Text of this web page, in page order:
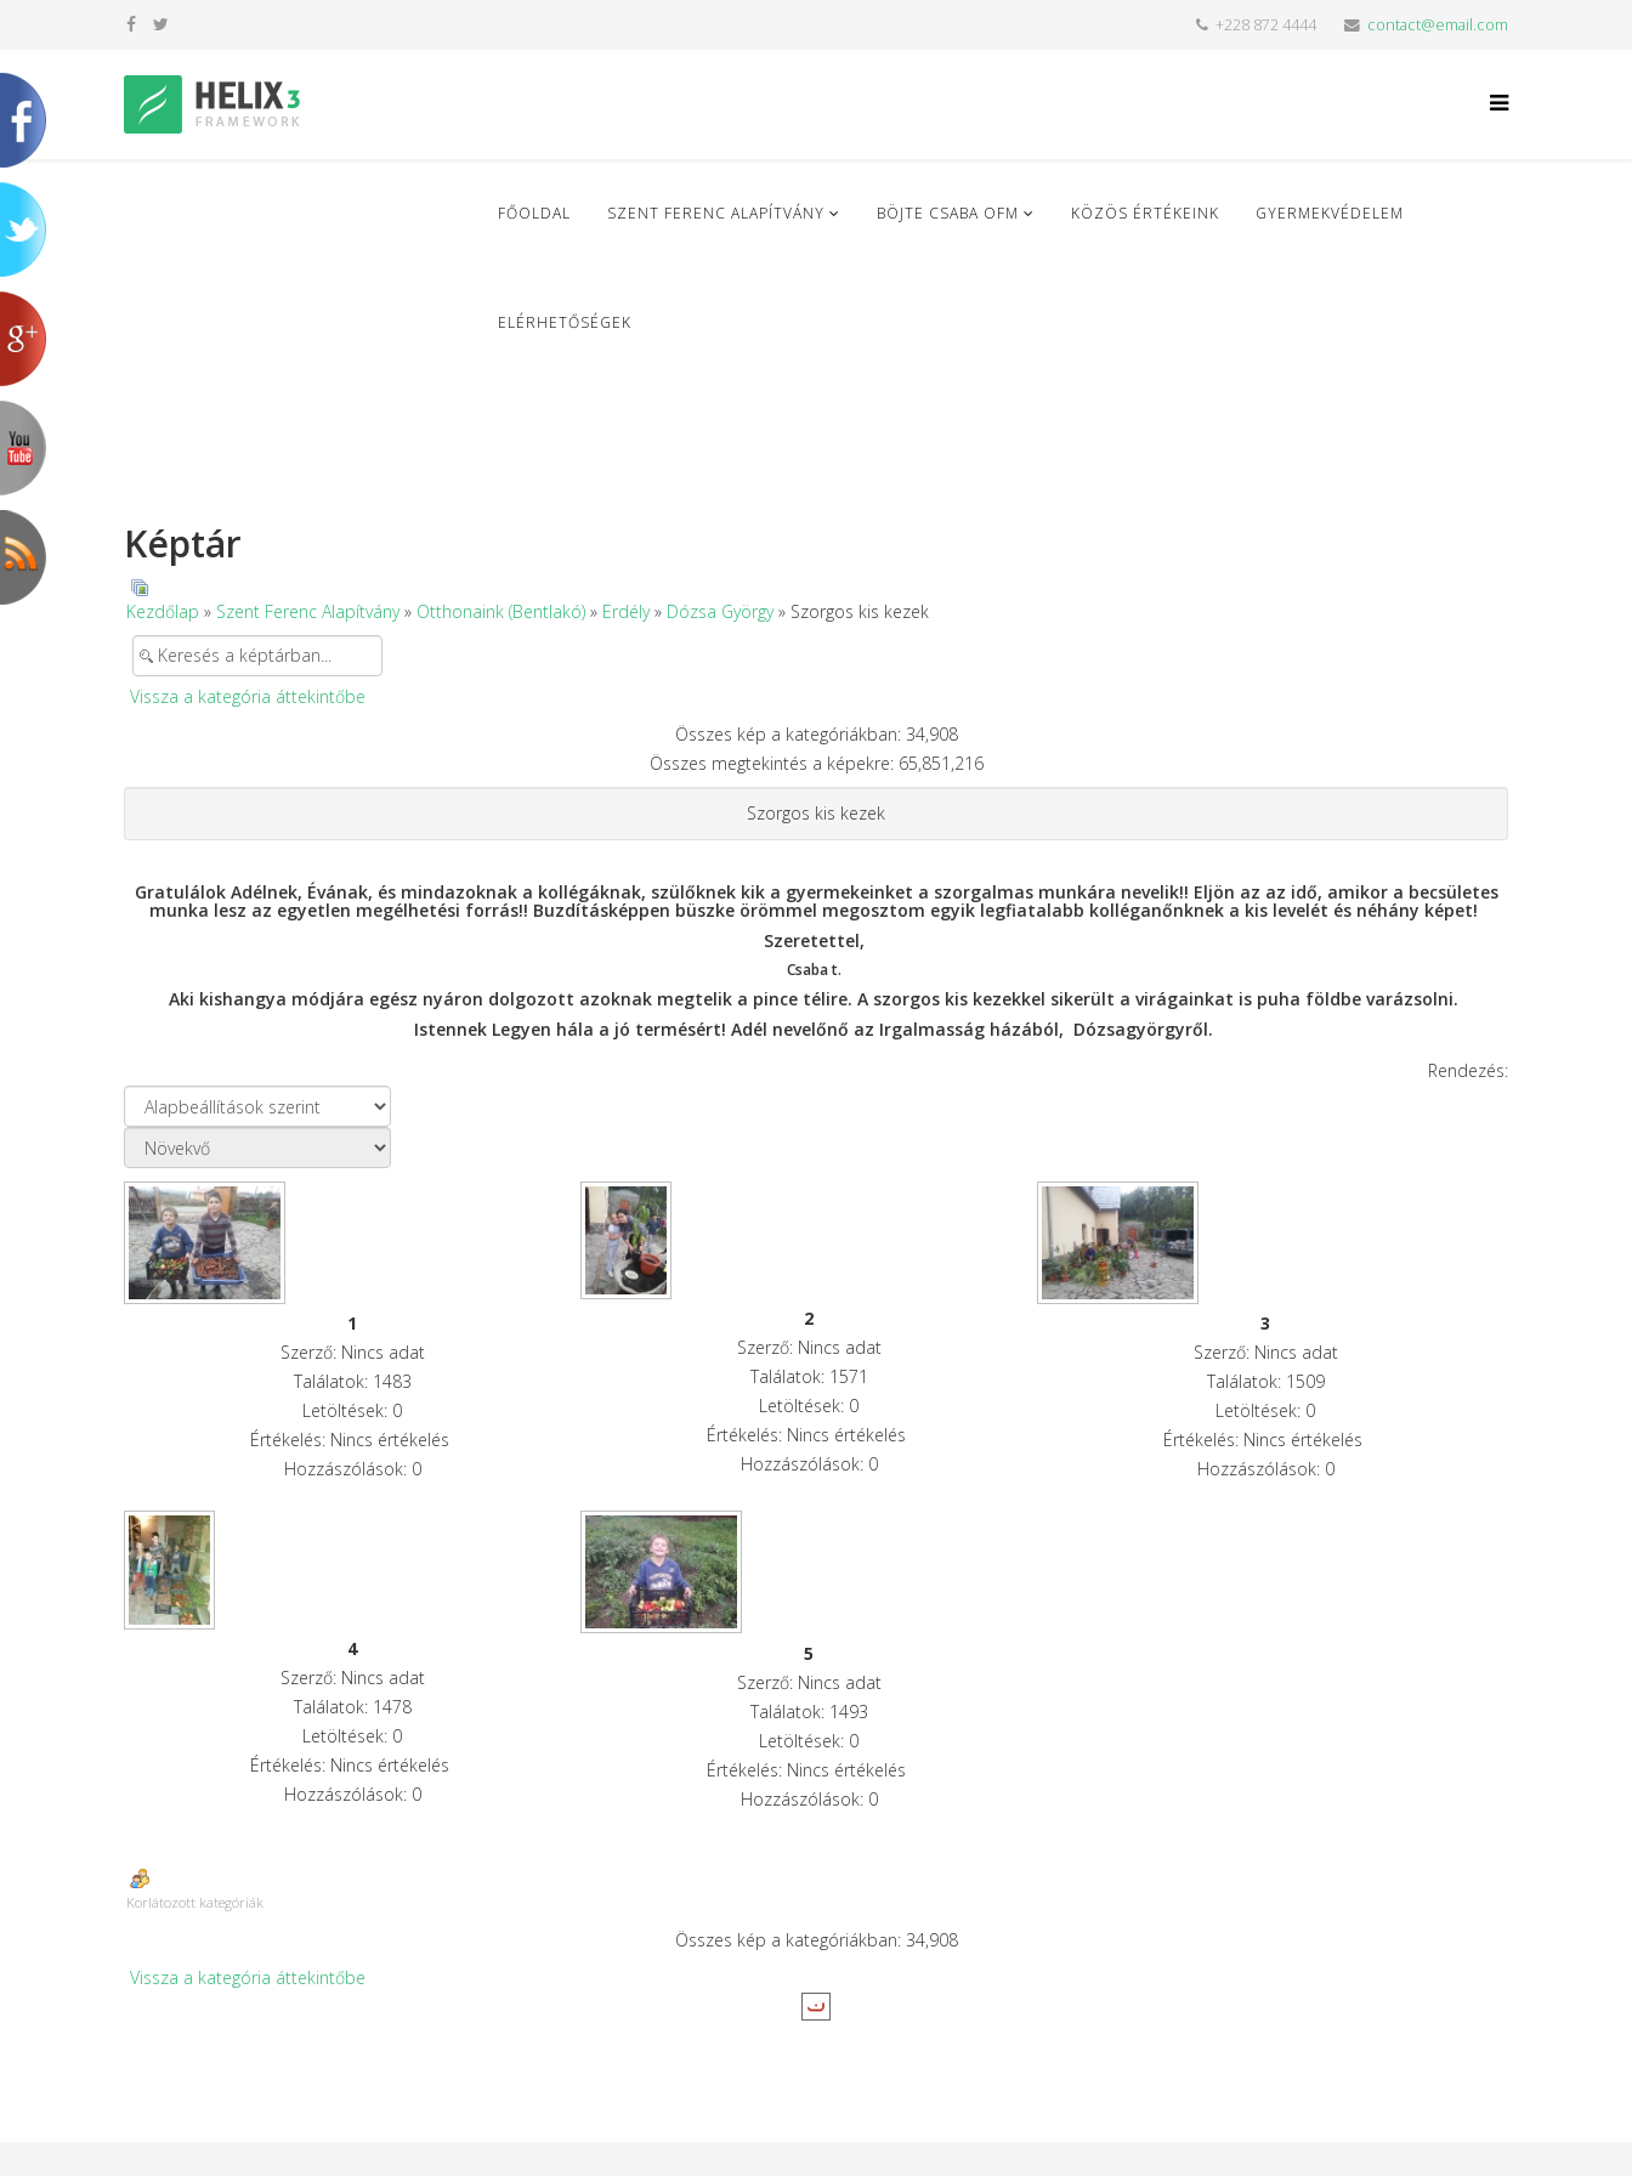
+228 872 4444 contact@email.com
FŐOLDAL SZENT FERENC ALAPÍTVÁNY BÖJTE CSABA OFM KÖZÖS ÉRTÉKEINK GYERMEKVÉDELEM
ELÉRHETŐSÉGEK
Képtár
Kezdőlap » Szent Ferenc Alapítvány» Otthonaink (Bentlakó) » Erdély» Dózsa György» Szorgos kis kezek
Vissza a kategória áttekintőbe
Összes kép a kategóriákban: 34,908
Összes megtekintés a képekre: 65,851,216
Szorgos kis kezek
Gratulálok Adélnek, Évának, és mindazoknak a kollégáknak, szülőknek kik a gyermekeinket a szorgalmas munkára nevelik!! Eljön az az idő, amikor a becsületes
munka lesz az egyetlen megélhetési forrás!! Buzdításképpen büszke örömmel megosztom egyik legfiatalabb kolléganőnknek a kis levelét és néhány képet!
Szeretettel,
Csaba t.
Aki kishangya módjára egész nyáron dolgozott azoknak megtelik a pince télire. A szorgos kis kezekkel sikerült a virágainkat is puha földbe varázsolni.
Istennek Legyen hála a jó termésért! Adél nevelőnő az Irgalmasság házából, Dózsagyörgyről.
Rendezés:
1
Szerző: Nincs adat
Találatok: 1483
Letöltések: 0
Értékelés: Nincs értékelés
Hozzászólások: 0
2
Szerző: Nincs adat
Találatok: 1571
Letöltések: 0
Értékelés: Nincs értékelés
Hozzászólások: 0
3
Szerző: Nincs adat
Találatok: 1509
Letöltések: 0
Értékelés: Nincs értékelés
Hozzászólások: 0
4
Szerző: Nincs adat
Találatok: 1478
Letöltések: 0
Értékelés: Nincs értékelés
Hozzászólások: 0
5
Szerző: Nincs adat
Találatok: 1493
Letöltések: 0
Értékelés: Nincs értékelés
Hozzászólások: 0
Korlátozott kategóriák
Összes kép a kategóriákban: 34,908
Vissza a kategória áttekintőbe